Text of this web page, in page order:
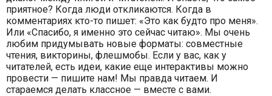
приятное? Когда люди откликаются. Когда в
комментариях кто-то пишет: «Это как будто про меня».
Или «Спасибо, я именно это сейчас читаю». Мы очень
любим придумывать новые форматы: совместные
чтения, викторины, флешмобы. Если у вас, как у
читателей, есть идеи, какие еще интерактивы можно
провести — пишите нам! Мы правда читаем. И
стараемся делать классное — вместе с вами.